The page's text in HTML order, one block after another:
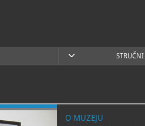
O MUZEJU